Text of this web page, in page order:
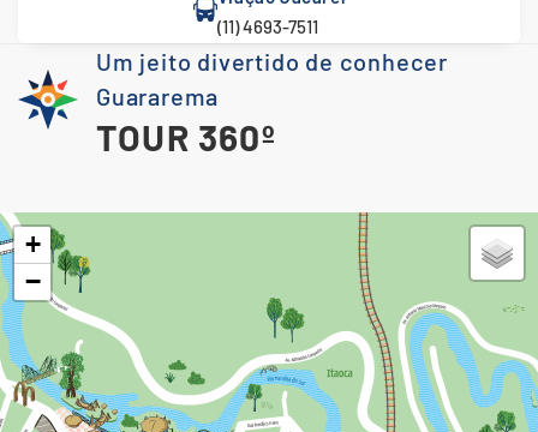
(11) 4693-7511
Um jeito divertido de conhecer
Guararema
TOUR 360º